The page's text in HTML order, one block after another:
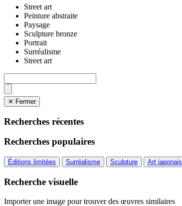
Street art
Peinture abstraite
Paysage
Sculpture bronze
Portrait
Surréalisme
Street art
✕ Fermer
Recherches récentes
Recherches populaires
Éditions limitées Surréalisme Sculpture Art japonais
Recherche visuelle
Importer une image pour trouver des œuvres similaires